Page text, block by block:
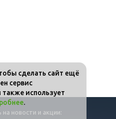
новости и акции:
сделать сайт ещё
сервис
использует
.